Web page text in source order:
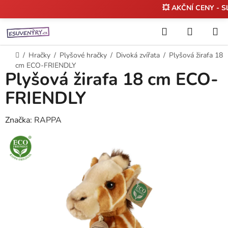
na
obsah
💥 AKČNÍ CENY -
Hledat
KOŠÍK
Domů
/ Hračky / Plyšové hračky / Divoká zvířata / Plyšová žirafa 18
cm ECO-FRIENDLY
Plyšová žirafa 18 cm ECO-
FRIENDLY
Značka: RAPPA